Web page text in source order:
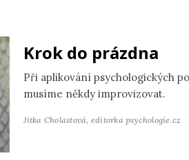
Krok do prázdna
Při aplikování psychologických
musíme někdy improvizovat.
Jitka Cholastová, editorka psychologie.cz